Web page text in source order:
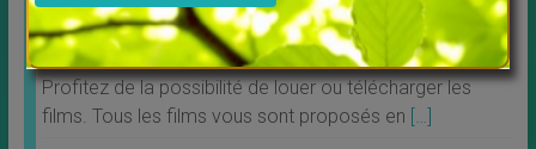
Découvrez Debowska Productions
↳
LES MERVEILLES DU MONDE NOUVEAU
Livres
Profitez de la possibilité de louer ou télécharger les
films. Tous les films vous sont proposés en […]